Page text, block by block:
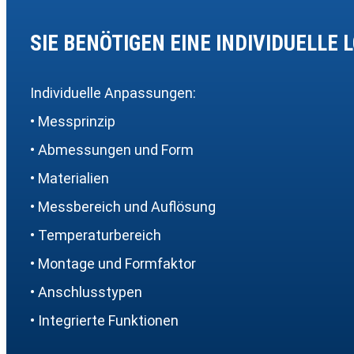
SIE BENÖTIGEN EINE INDIVIDUELLE
Individuelle Anpassungen:
• Messprinzip
• Abmessungen und Form
• Materialien
• Messbereich und Auflösung
• Temperaturbereich
• Montage und Formfaktor
• Anschlusstypen
• Integrierte Funktionen